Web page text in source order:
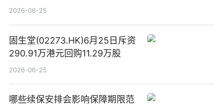
港元回购68.4万股|焦点速讯
2026-06-25
固生堂(02273.HK)6月25日斥资
290.91万港元回购11.29万股
2026-06-25
哪些续保安排会影响保障期限范